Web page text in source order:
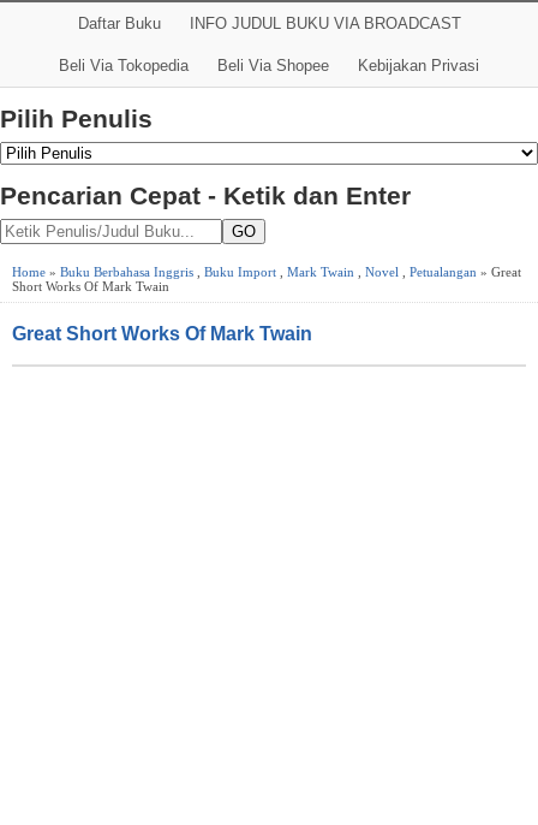
Daftar Buku INFO JUDUL BUKU VIA BROADCAST
Beli Via Tokopedia Beli Via Shopee Kebijakan Privasi
Pilih Penulis
Pencarian Cepat - Ketik dan Enter
GO
Home » Buku Berbahasa Inggris Buku Import Mark Twain Novel Petualangan » Great
Short Works Of Mark Twain
Great Short Works Of Mark Twain